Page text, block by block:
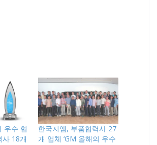
우수 협
사 18개
한국지엠, 부품협력사 27
개 업체 ‘GM 올해의 우수